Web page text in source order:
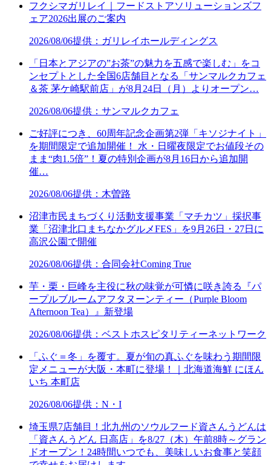
フクシマガリレイ｜フードストアソリューションズフ
ェア2026出展のご案内
2026/08/06提供：ガリレイホールディングス
「日本とアジアの”お茶”の魅力を五感で楽しむ」をコ
ンセプトとした全国6店舗目となる「サンマルクカフェ
＆茶 茅ケ崎駅前店」が8月24日（月）よりオープン…
2026/08/06提供：サンマルクカフェ
ご好評につき、60周年記念企画第2弾「キソジナイト」
を期間限定で追加開催！ 水・日曜夜限定でお値段その
まま“肉1.5倍”！夏の特別企画が8月16日から追加開
催…
2026/08/06提供：木曽路
沼津市民まちづくり活動支援事業「マチカツ」採択事
業「沼津北口まちなかグルメFES」を9月26日・27日に
高沢公園で開催
2026/08/06提供：合同会社Coming True
芋・栗・巨峰を主役に秋の味覚が可憐に咲き誇る『パ
ープルブルームアフタヌーンティー（Purple Bloom
Afternoon Tea）』新登場
2026/08/06提供：ベストホスピタリティーネットワーク
「ふぐ＝冬」を覆す。夏が旬の真ふぐを味わう期間限
定メニューが大阪・本町に登場！｜北海道海鮮 にほん
いち 本町店
2026/08/06提供：N・I
埼玉県7店舗目！北九州のソウルフード資さんうどんは
「資さんうどん 日高店」を8/27（木）午前8時～グラン
ドオープン！24時間いつでも、美味しいお食事と笑顔